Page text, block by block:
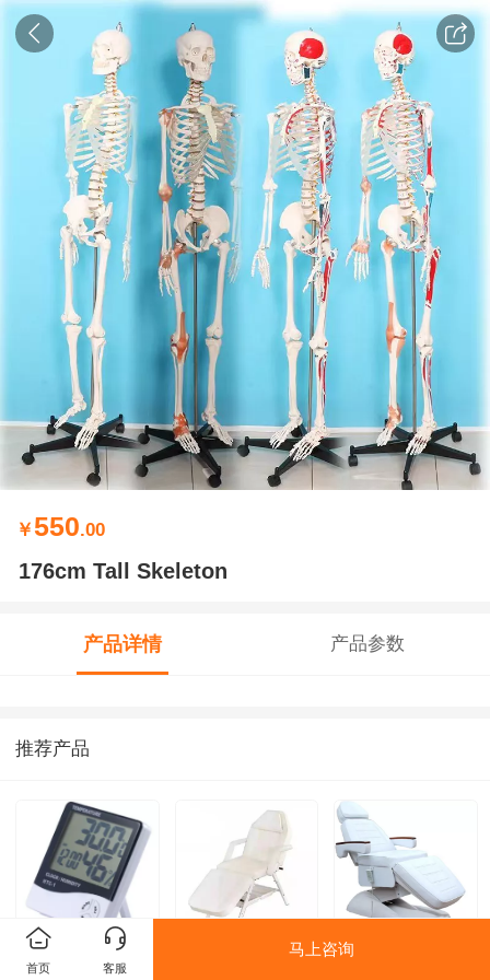
￥550.00
176cm Tall Skeleton
产品详情 产品参数
推荐产品
电子温湿度计
首页 客服
马上咨询